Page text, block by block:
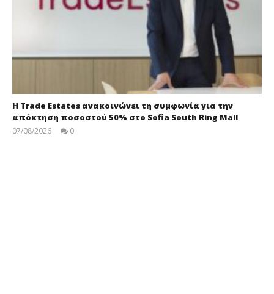
Η Trade Estates ανακοινώνει τη συμφωνία για την
απόκτηση ποσοστού 50% στο Sofia South Ring Mall
07/08/2026 0